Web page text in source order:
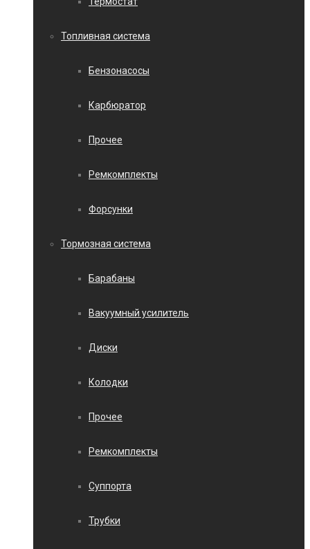
Топливная система
Бензонасосы
Карбюратор
Прочее
Ремкомплекты
Форсунки
Тормозная система
Барабаны
Вакуумный усилитель
Диски
Колодки
Прочее
Ремкомплекты
Суппорта
Трубки